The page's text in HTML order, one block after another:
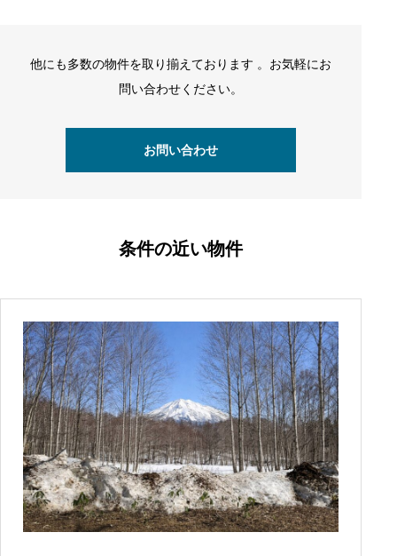
他にも多数の物件を取り揃えております 。お気軽にお
問い合わせください。
お問い合わせ
条件の近い物件